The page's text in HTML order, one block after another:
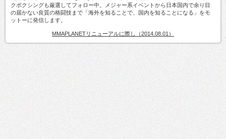
クボクシングも厳選してフォロー中。メジャー系イベントから日本国内で余り目
の届かない良質の格闘技まで「海外を知ることで、国内を知ることになる」をモ
ットーに発信します。
MMAPLANETリニューアルに際し（2014.08.01）